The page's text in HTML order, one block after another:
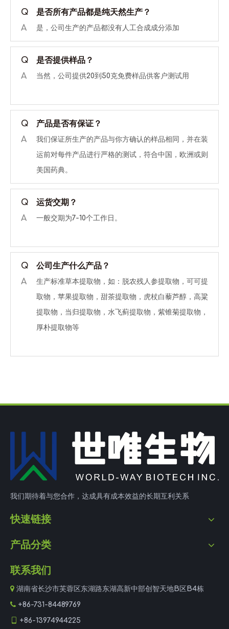
Q
是否所有产品都是纯天然生产？
A
是，公司生产的产品都没有人工合成成分添加
Q
是否提供样品？
A
当然，公司提供20到50克免费样品供客户测试用
Q
产品是否有保证？
A
我们保证所生产的产品与你方确认的样品相同，并在装
运前对每件产品进行严格的测试，符合中国，欧洲或则
美国药典。
Q
运货交期？
A
一般交期为7-10个工作日。
Q
公司生产什么产品？
A
生产标准草本提取物，如：脱农残人参提取物，可可提
取物，苹果提取物，甜茶提取物，虎杖白藜芦醇，高粱
提取物，当归提取物，水飞蓟提取物，紫锥菊提取物，
厚朴提取物等
我们期待着与您合作，达成具有成本效益的长期互利关系
快速链接
产品分类
联系我们
 湖南省长沙市芙蓉区东湖路东湖高新中部创智天地B区B4栋
 +86-731-84489769
+86-13974944225